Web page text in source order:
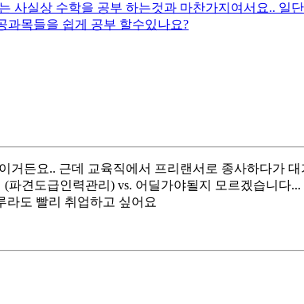
사실상 수학을 공부 하는것과 마찬가지여서요.. 일
과목들을 쉽게 공부 할수있나요?
든요.. 근데 교육직에서 프리랜서로 종사하다가
견도급인력관리) vs. 어딜가야될지 모르겠습니다
라도 빨리 취업하고 싶어요